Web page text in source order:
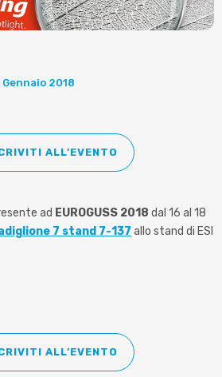
2018
ALL’EVENTO
ad EUROGUSS 2018 dal 16 al 18
7 stand 7-137 allo stand di ESI
ALL’EVENTO